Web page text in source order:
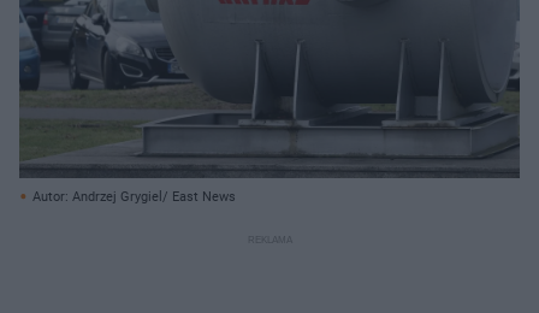
Autor: Andrzej Grygiel/ East News